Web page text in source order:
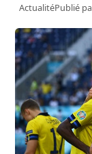
ActualitéPublié